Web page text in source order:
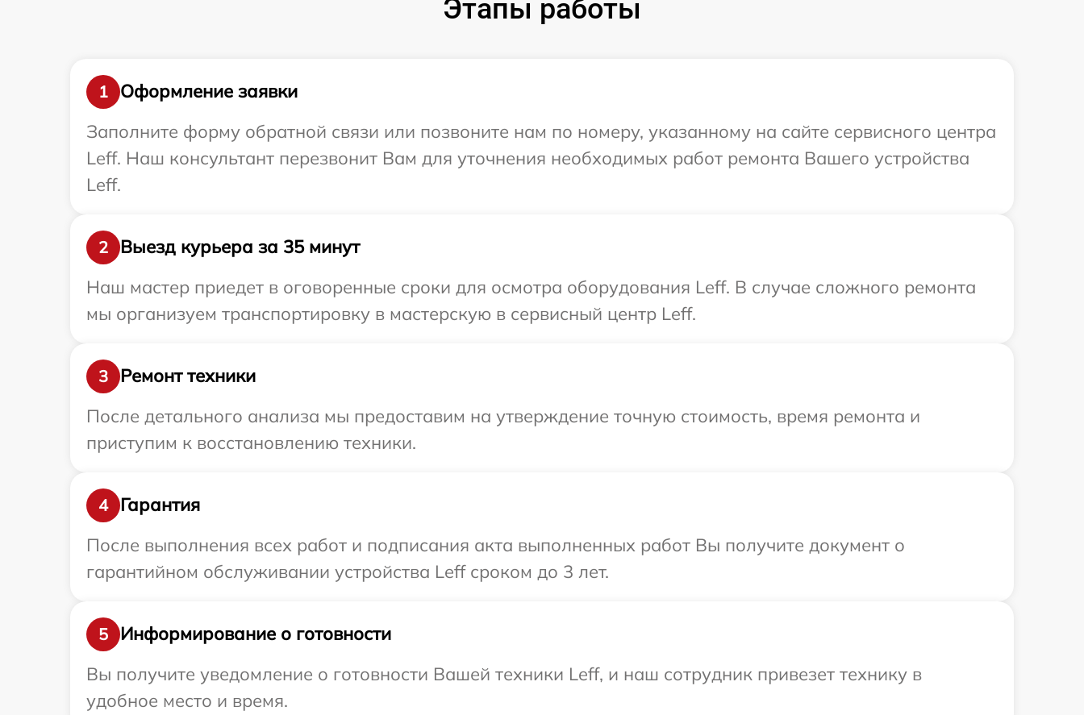
Этапы работы
1
Оформление заявки
Заполните форму обратной связи или позвоните нам по номеру, указанному на сайте сервисного центра
Leff. Наш консультант перезвонит Вам для уточнения необходимых работ ремонта Вашего устройства
Leff.
2
Выезд курьера за 35 минут
Наш мастер приедет в оговоренные сроки для осмотра оборудования Leff. В случае сложного ремонта
мы организуем транспортировку в мастерскую в сервисный центр Leff.
3
Ремонт техники
После детального анализа мы предоставим на утверждение точную стоимость, время ремонта и
приступим к восстановлению техники.
4
Гарантия
После выполнения всех работ и подписания акта выполненных работ Вы получите документ о
гарантийном обслуживании устройства Leff сроком до 3 лет.
5
Информирование о готовности
Вы получите уведомление о готовности Вашей техники Leff, и наш сотрудник привезет технику в
удобное место и время.